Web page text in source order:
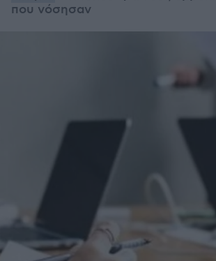
που νόσησαν